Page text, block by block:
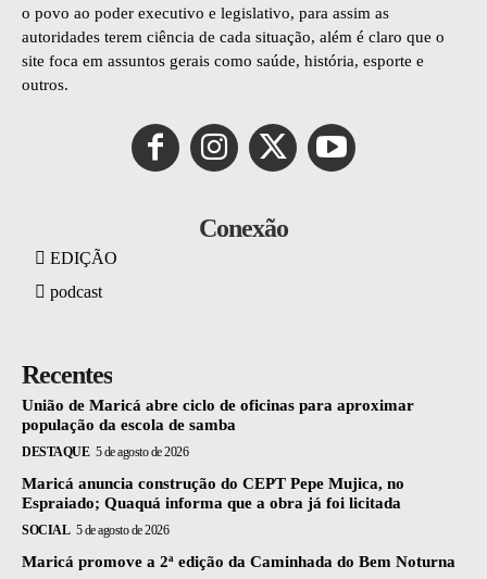
o povo ao poder executivo e legislativo, para assim as
autoridades terem ciência de cada situação, além é claro que o
site foca em assuntos gerais como saúde, história, esporte e
outros.
Conexão
EDIÇÃO
podcast
Recentes
União de Maricá abre ciclo de oficinas para aproximar
população da escola de samba
DESTAQUE 5 de agosto de 2026
Maricá anuncia construção do CEPT Pepe Mujica, no
Espraiado; Quaquá informa que a obra já foi licitada
SOCIAL 5 de agosto de 2026
Maricá promove a 2ª edição da Caminhada do Bem Noturna